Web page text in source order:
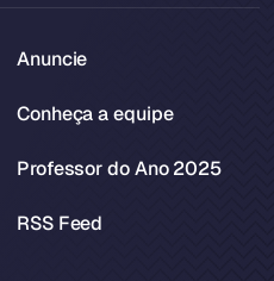
Anuncie
Conheça a equipe
Professor do Ano 2025
RSS Feed